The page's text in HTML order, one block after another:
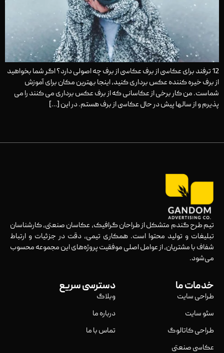
12 ترفند برای عکاسی از برف عکاسی از برف چه اصولی دارد؟ اگر شما بخواهید
از برف خیره کننده عکس برداری کنید، اینجا بهترین مکان برای آموزش
شماست. من کار برخی از عکاسانی که از برف عکس برداری می کنند را می
پذیرم و از سالها پیش در حال عکاسی از برف هستم. در این […]
تیم طرح گندم متشکل از طراحان گرافیک، عکاسان صنعتی، کارشناسان
تبلیغات و تولید محتوا است. همکاری تیمی، دقت در جزئیات و ارتباط
شفاف با مشتریان، از عوامل اصلی موفقیت پروژه‌های این مجموعه محسوب
می‌شود.
خدمات ما
طراحی سایت
سئو سایت
طراحی کاتالوگ
عکاسی صنعتی
دسترسی سریع
وبلاگ
درباره ما
تماس با ما